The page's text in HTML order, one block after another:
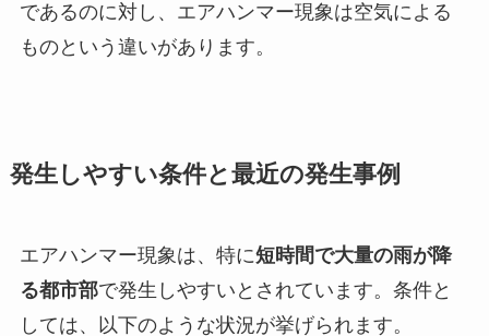
であるのに対し、エアハンマー現象は空気による
ものという違いがあります。
発生しやすい条件と最近の発生事例
エアハンマー現象は、特に短時間で大量の雨が降
る都市部で発生しやすいとされています。条件と
しては、以下のような状況が挙げられます。